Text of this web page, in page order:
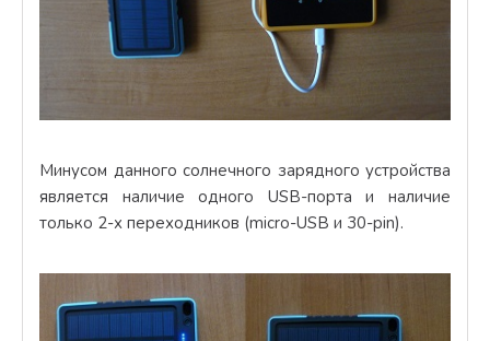
Минусом данного солнечного зарядного устройства
является наличие одного USB-порта и наличие
только 2-х переходников (micro-USB и 30-pin).